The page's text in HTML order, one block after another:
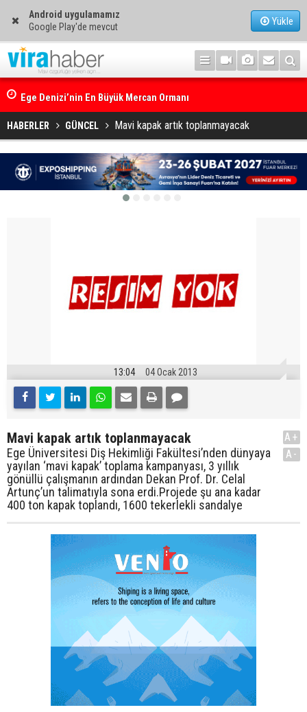
Android uygulamamız
Google Play'de mevcut
Yükle
Ege Denizi’nin En Büyük Mercan Ormanı
HABERLER GÜNCEL Mavi kapak artık toplanmayacak
13:04 04 Ocak 2013
Mavi kapak artık toplanmayacak
Ege Üniversitesi Diş Hekimliği Fakültesi’nden dünyaya
yayılan ‘mavi kapak’ toplama kampanyası, 3 yıllık
gönüllü çalışmanın ardından Dekan Prof. Dr. Celal
Artunç’un talimatıyla sona erdi.Projede şu ana kadar
400 ton kapak toplandı, 1600 tekerlekli sandalye
A+
A-